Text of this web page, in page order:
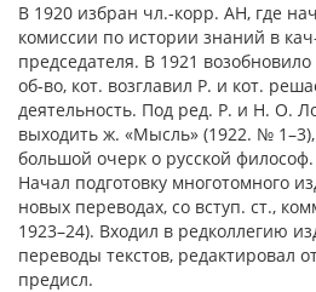
В 1920 избран чл.-корр. АН, где
комиссии по истории знаний в
председателя. В 1921
об-во, кот. возглавил Р. и кот.
деятельность. Под ред. Р. и Н. О.
выходить ж. «Мысль» (1922. №
большой очерк о русской
Начал подготовку многотомного
новых переводах, со вступ. ст.,
1923–24). Входил в редколлегию
переводы текстов, редактировал
предисл.